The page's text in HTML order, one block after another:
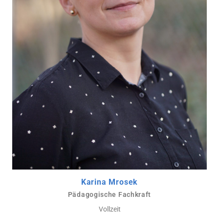
Karina Mrosek
Pädagogische Fachkraft
Vollzeit